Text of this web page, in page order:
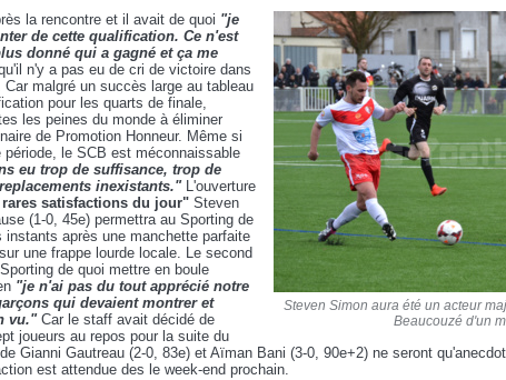
Steven Simon aura été un acteur
Beaucouzé d'un
la rencontre et il avait de quoi "je
de cette qualification. Ce n'est
donné qui a gagné et ça me
n'y a pas eu de cri de victoire dans
Car malgré un succès large au tableau
pour les quarts de finale,
les peines du monde à éliminer
de Promotion Honneur. Même si
période, le SCB est méconnaissable
eu trop de suffisance, trop de
inexistants."L'ouverture
satisfactions du jour" Steven
(1-0, 45e) permettra au Sporting de
instants après une manchette parfaite
une frappe lourde locale. Le second
de quoi mettre en boule
"je n'ai pas du tout apprécié notre
qui devaient montrer et
vu."Car le staff avait décidé de
joueurs au repos pour la suite du
Gianni Gautreau (2-0, 83e) et Aïman Bani (3-0, 90e+2) ne seront
est attendue des le week-end prochain.